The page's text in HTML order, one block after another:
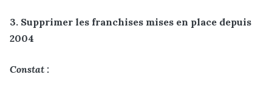
3. Supprimer les franchises mises en place depuis
2004
Constat :